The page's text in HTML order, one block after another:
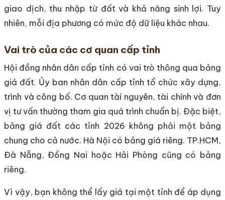
giao dịch, thu nhập từ đất và khả năng sinh lợi. Tuy
nhiên, mỗi địa phương có mức độ dữ liệu khác nhau.
Vai trò của các cơ quan cấp tỉnh
Hội đồng nhân dân cấp tỉnh có vai trò thông qua bảng
giá đất. Ủy ban nhân dân cấp tỉnh tổ chức xây dựng,
trình và công bố. Cơ quan tài nguyên, tài chính và đơn
vị tư vấn thường tham gia quá trình chuẩn bị. Đặc biệt,
bảng giá đất các tỉnh 2026 không phải một bảng
chung cho cả nước. Hà Nội có bảng giá riêng. TP.HCM,
Đà Nẵng, Đồng Nai hoặc Hải Phòng cũng có bảng
riêng.
Vì vậy, bạn không thể lấy giá tại một tỉnh để áp dụng